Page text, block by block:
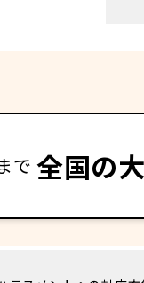
で 全国の